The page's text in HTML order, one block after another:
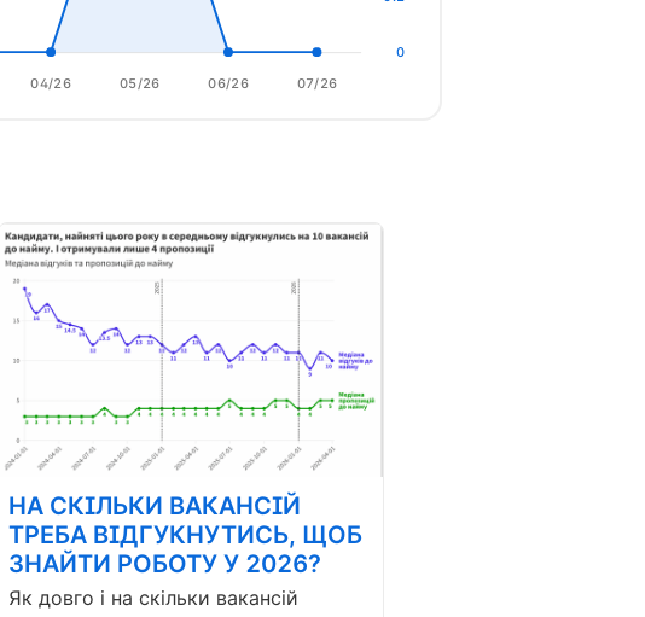
04/26 05/26 06/26 07/26
0
НА СКІЛЬКИ ВАКАНСІЙ
ТРЕБА ВІДГУКНУТИСЬ, ЩОБ
ЗНАЙТИ РОБОТУ У 2026?
Як довго і на скільки вакансій